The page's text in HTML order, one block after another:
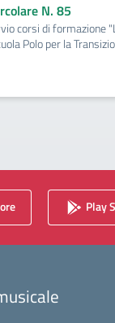
N. 85
corsi di formazione
Polo per la
Play